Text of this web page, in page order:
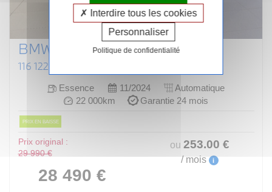
BMW SERIE 1 F70
116 122 CH DKG7 M SPORT DESIGN
Essence 11/2024
Automatique
22 000km
Garantie 24 mois
PRIX EN BAISSE
Prix original :
29 990 €
28 490 €
ou 253.00 €
/ mois i
Interdire tous les cookies
Personnaliser
Politique de confidentialité